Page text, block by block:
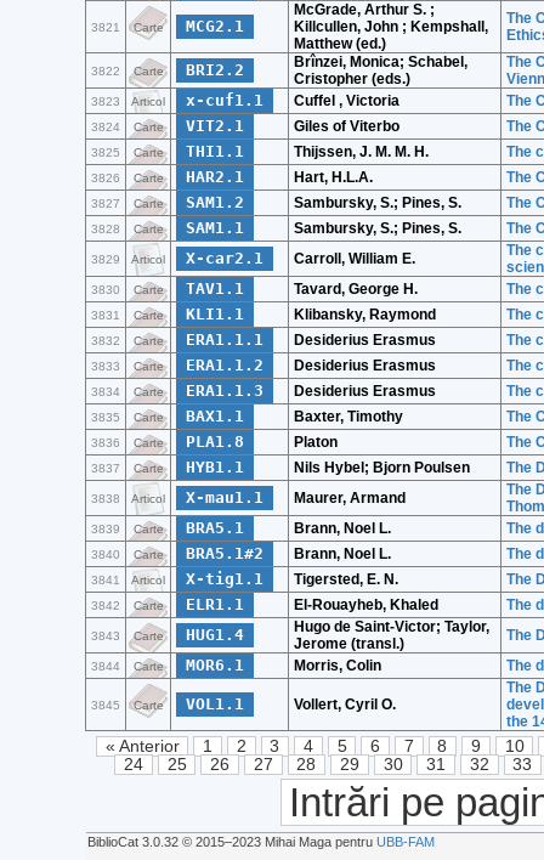
3821 Carte MCG2.1
McGrade, Arthur S. ;
Killcullen, John ; Kempshall,
Matthew (ed.)
The
3822 Carte BRI2.2
Brînzei, Monica; Schabel,
Cristopher (eds.)
The
3823 Articol x-cuf1.1 Cuffel , Victoria The
3824 Carte VIT2.1 Giles of Viterbo The
3825 Carte THI1.1 Thijssen, J. M. M. H. The
3826 Carte HAR2.1 Hart, H.L.A. The
3827 Carte SAM1.2 Sambursky, S.; Pines, S. The
3828 Carte SAM1.1 Sambursky, S.; Pines, S. The
3829 Articol X-car2.1 Carroll, William E.
The
3830 Carte TAV1.1 Tavard, George H. The
3831 Carte KLI1.1 Klibansky, Raymond The
3832 Carte ERA1.1.1 Desiderius Erasmus The
3833 Carte ERA1.1.2 Desiderius Erasmus The
3834 Carte ERA1.1.3 Desiderius Erasmus The
3835 Carte BAX1.1 Baxter, Timothy The
3836 Carte PLA1.8 Platon The
3837 Carte HYB1.1 Nils Hybel; Bjorn Poulsen The
3838 Articol X-mau1.1 Maurer, Armand
The
3839 Carte BRA5.1 Brann, Noel L. The
3840 Carte BRA5.1#2 Brann, Noel L. The
3841 Articol X-tig1.1 Tigersted, E. N. The
3842 Carte ELR1.1 El-Rouayheb, Khaled The
3843 Carte HUG1.4
Hugo de Saint-Victor; Taylor,
Jerome (transl.)
The
3844 Carte MOR6.1 Morris, Colin The
3845 Carte VOL1.1 Vollert, Cyril O.
The
the
« Anterior 1 2 3 4 5 6 7 8 9
10
24
25 26 27 28 29 30 31 32 33
Intrări pe
BiblioCat 3.0.32 © 2015‒2023 Mihai Maga pentru UBB-FAM